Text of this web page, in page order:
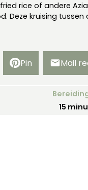
rice of andere
Deze kruising
Pin Mail
15